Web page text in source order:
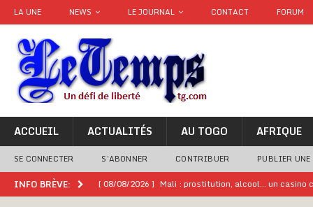
LA UNE NEWS LE JOURNAL CONTACT FORUM
ACCUEIL ACTUALITÉS AU TOGO AFRIQUE
SE CONNECTER S’ABONNER CONTRIBUER PUBLIER UNE
INFO BRÈVE: [ 08/08/2026 ] Mali : prostitution, alcool… un casino